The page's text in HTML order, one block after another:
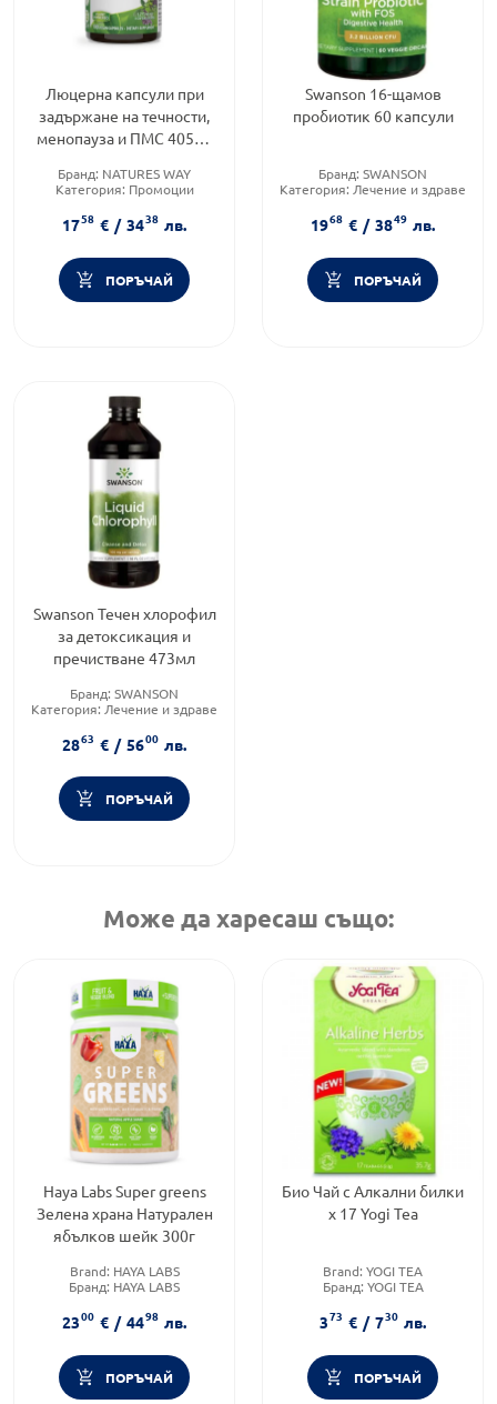
Люцерна капсули при
задържане на течности,
менопауза и ПМС 405мг
Бранд: NATURES WAY
Категория: Промоции
1758 € / 3438 лв.
ПОРЪЧАЙ
Swanson 16-щамов
пробиотик 60 капсули
Бранд: SWANSON
Категория: Лечение и здраве
1968 € / 3849 лв.
ПОРЪЧАЙ
Swanson Течен хлорофил
за детоксикация и
пречистване 473мл
Бранд: SWANSON
Категория: Лечение и здраве
2863 € / 5600 лв.
ПОРЪЧАЙ
Може да харесаш също:
Haya Labs Super greens
Зелена храна Натурален
ябълков шейк 300г
Brand: HAYA LABS
Бранд: HAYA LABS
2300 € / 4498 лв.
ПОРЪЧАЙ
Био Чай с Алкални билки
х 17 Yogi Tea
Brand: YOGI TEA
Бранд: YOGI TEA
373 € / 730 лв.
ПОРЪЧАЙ